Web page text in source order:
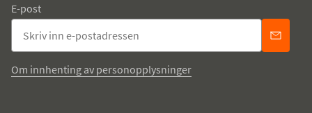
E-post
Om innhenting av personopplysninger